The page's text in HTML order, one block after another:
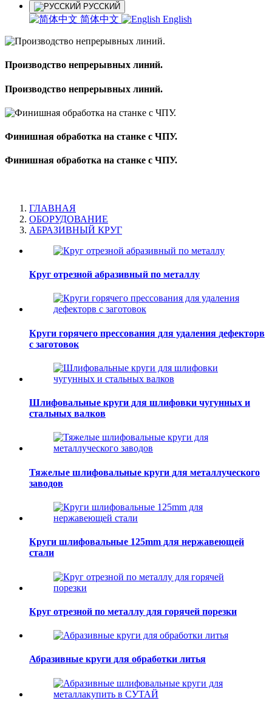
РУССКИЙ
简体中文 English
Производство непрерывных линий.
Производство непрерывных линий.
Финишная обработка на станке с ЧПУ.
Финишная обработка на станке с ЧПУ.
ГЛАВНАЯ
ОБОРУДОВАНИЕ
АБРАЗИВНЫЙ КРУГ
Круг отрезной абразивный по металлу
Круги горячего прессования для удаления дефекторв
с заготовок
Шлифовальные круги для шлифовки чугунных и
стальных валков
Тяжелые шлифовальные круги для металлуческого
заводов
Круги шлифовальные 125mm для нержавеющей
стали
Круг отрезной по металлу для горячей порезки
Абразивные круги для обработки литья